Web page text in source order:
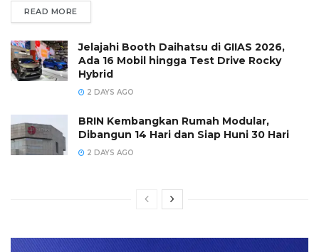
READ MORE
Jelajahi Booth Daihatsu di GIIAS 2026,
Ada 16 Mobil hingga Test Drive Rocky
Hybrid
2 DAYS AGO
BRIN Kembangkan Rumah Modular,
Dibangun 14 Hari dan Siap Huni 30 Hari
2 DAYS AGO